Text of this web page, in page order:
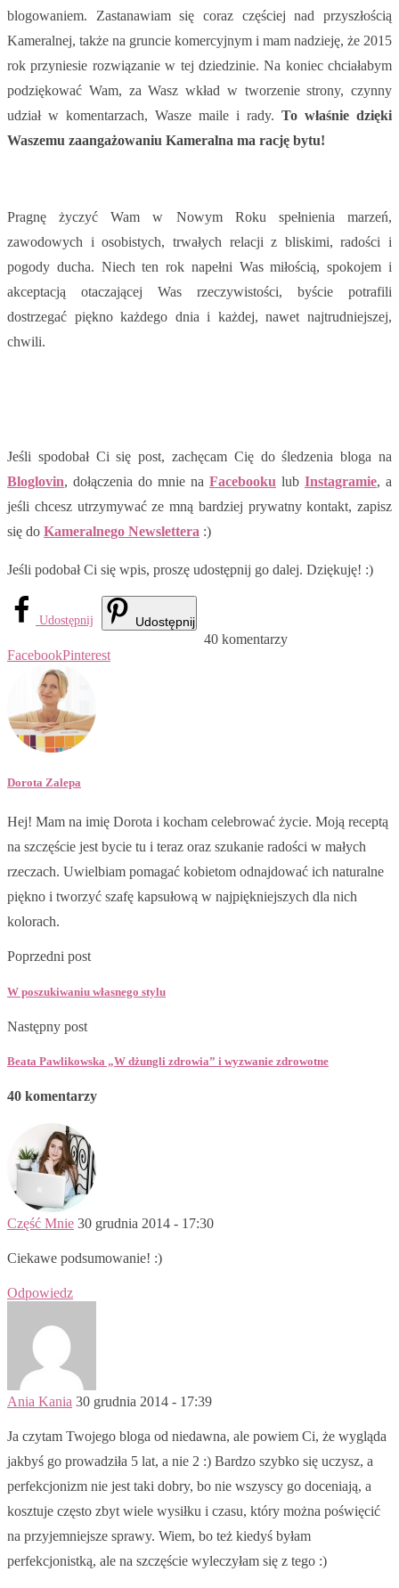
blogowaniem. Zastanawiam się coraz częściej nad przyszłością
Kameralnej, także na gruncie komercyjnym i mam nadzieję, że 2015
rok przyniesie rozwiązanie w tej dziedzinie. Na koniec chciałabym
podziękować Wam, za Wasz wkład w tworzenie strony, czynny
udział w komentarzach, Wasze maile i rady. To właśnie dzięki
Waszemu zaangażowaniu Kameralna ma rację bytu!
Pragnę życzyć Wam w Nowym Roku spełnienia marzeń,
zawodowych i osobistych, trwałych relacji z bliskimi, radości i
pogody ducha. Niech ten rok napełni Was miłością, spokojem i
akceptacją otaczającej Was rzeczywistości, byście potrafili
dostrzegać piękno każdego dnia i każdej, nawet najtrudniejszej,
chwili.
Jeśli spodobał Ci się post, zachęcam Cię do śledzenia bloga na
Bloglovin, dołączenia do mnie na Facebooku lub Instagramie, a
jeśli chcesz utrzymywać ze mną bardziej prywatny kontakt, zapisz
się do Kameralnego Newslettera :)
Jeśli podobał Ci się wpis, proszę udostępnij go dalej. Dziękuję! :)
Udostępnij Udostępnij
40 komentarzy
FacebookPinterest
Dorota Zalepa
Hej! Mam na imię Dorota i kocham celebrować życie. Moją receptą
na szczęście jest bycie tu i teraz oraz szukanie radości w małych
rzeczach. Uwielbiam pomagać kobietom odnajdować ich naturalne
piękno i tworzyć szafę kapsułową w najpiękniejszych dla nich
kolorach.
Poprzedni post
W poszukiwaniu własnego stylu
Następny post
Beata Pawlikowska „W dżungli zdrowia” i wyzwanie zdrowotne
40 komentarzy
Część Mnie 30 grudnia 2014 - 17:30
Ciekawe podsumowanie! :)
Odpowiedz
Ania Kania 30 grudnia 2014 - 17:39
Ja czytam Twojego bloga od niedawna, ale powiem Ci, że wygląda
jakbyś go prowadziła 5 lat, a nie 2 :) Bardzo szybko się uczysz, a
perfekcjonizm nie jest taki dobry, bo nie wszyscy go doceniają, a
kosztuje często zbyt wiele wysiłku i czasu, który można poświęcić
na przyjemniejsze sprawy. Wiem, bo też kiedyś byłam
perfekcjonistką, ale na szczęście wyleczyłam się z tego :)